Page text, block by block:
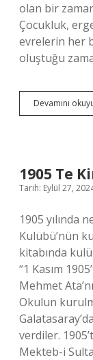
olan bir
Çocukluk,
evrelerin her
oluştuğu
Devamını
1905 Te
Tarih: Eylül 27,
1905 yılında
Kulübü’nün
kitabında
“1 Kasım
Mehmet
Okulun
verdiler.
Mekteb-i